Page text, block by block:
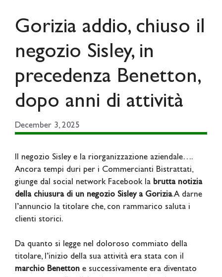
Gorizia addio, chiuso il
negozio Sisley, in
precedenza Benetton,
dopo anni di attività
December 3, 2025
Il negozio Sisley e la riorganizzazione aziendale….
Ancora tempi duri per i Commercianti Bistrattati,
giunge dal social network Facebook la brutta notizia
della chiusura di un negozio Sisley a Gorizia. A darne
l’annuncio la titolare che, con rammarico saluta i
clienti storici.
Da quanto si legge nel doloroso commiato della
titolare, l’inizio della sua attività era stata con il
marchio Benetton e successivamente era diventato